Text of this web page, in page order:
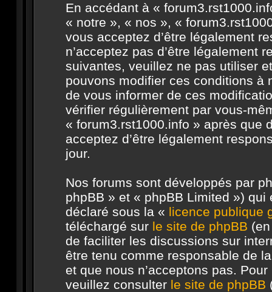
En accédant à «
« notre », « nos », «
vous acceptez d’être légalement
n’acceptez pas d’être légalement
suivantes, veuillez ne pas utiliser
pouvons modifier ces conditions à
de vous informer de ces
vérifier régulièrement par vous-
« forum3.rst1000.info » après que
acceptez d’être légalement
jour.
Nos forums sont développés par
phpBB » et « phpBB Limited »)
déclaré sous la « licence publique
téléchargé sur le site de phpBB
de faciliter les discussions sur
être tenu comme responsable de
et que nous n’acceptons pas.
veuillez consulter le site de phpBB